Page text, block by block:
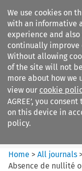
We use cookies on
with an informative
experience and
continually improve
Without allowing
of the site will not
more about how we
view our cookie
AGREE’, you
on this device in
policy.
Revue de
Home >All journals
Absence de nullité